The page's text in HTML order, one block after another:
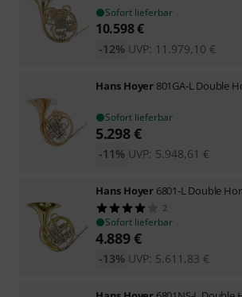
Sofort lieferbar
10.598€
UVP: 11.979,10 €
-12%
Hans Hoyer 801GA-L Double
Sofort lieferbar
5.298€
UVP: 5.948,61 €
-11%
Hans Hoyer 6801-L Double
2
Sofort lieferbar
4.889€
UVP: 5.611,83 €
-13%